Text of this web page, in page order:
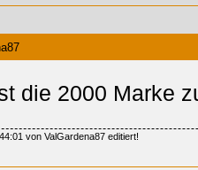
die 2000 Marke
von ValGardena87 editiert!